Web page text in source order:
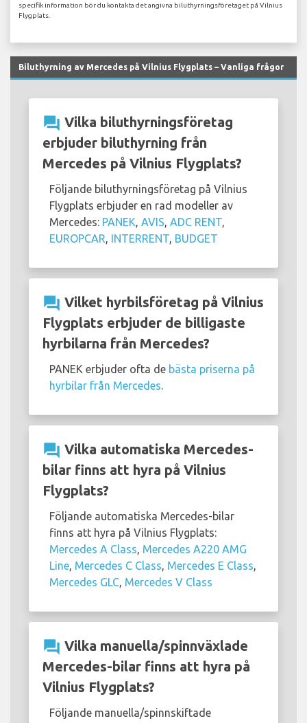
specifik information bör du kontakta det angivna biluthyrningsföretaget på Vilnius
Flygplats.
Biluthyrning av Mercedes på Vilnius Flygplats – Vanliga frågor
question_answer Vilka biluthyrningsföretag
erbjuder biluthyrning från
Mercedes på Vilnius Flygplats?
Följande biluthyrningsföretag på Vilnius
Flygplats erbjuder en rad modeller av
Mercedes: PANEK, AVIS, ADC RENT,
EUROPCAR, INTERRENT, BUDGET
question_answer Vilket hyrbilsföretag på Vilnius
Flygplats erbjuder de billigaste
hyrbilarna från Mercedes?
PANEK erbjuder ofta de bästa priserna på
hyrbilar från Mercedes.
question_answer Vilka automatiska Mercedes-
bilar finns att hyra på Vilnius
Flygplats?
Följande automatiska Mercedes-bilar
finns att hyra på Vilnius Flygplats:
Mercedes A Class, Mercedes A220 AMG
Line, Mercedes C Class, Mercedes E Class,
Mercedes GLC, Mercedes V Class
question_answer Vilka manuella/spinnväxlade
Mercedes-bilar finns att hyra på
Vilnius Flygplats?
Följande manuella/spinnskiftade